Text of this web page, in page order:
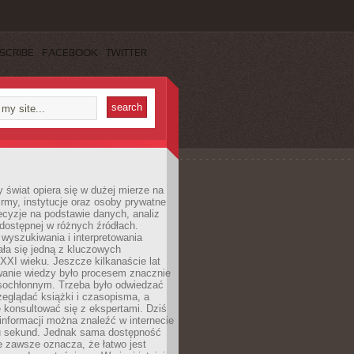
FACEBOOK TWITTER
świat opiera się w dużej mierze na
instytucje oraz osoby prywatne
na podstawie danych, analiz
w różnych źródłach.
i interpretowania
się jedną z kluczowych
wieku. Jeszcze kilkanaście lat
wiedzy było procesem znacznie
Trzeba było odwiedzać
książki i czasopisma, a
się z ekspertami. Dziś
można znaleźć w internecie
sekund. Jednak sama dostępność
zawsze oznacza, że łatwo jest